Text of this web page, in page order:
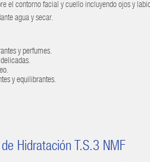
el contorno facial y cuello incluyendo ojos y
agua y secar.
y perfumes.
y equilibrantes.
Hidratación T.S.3 NMF